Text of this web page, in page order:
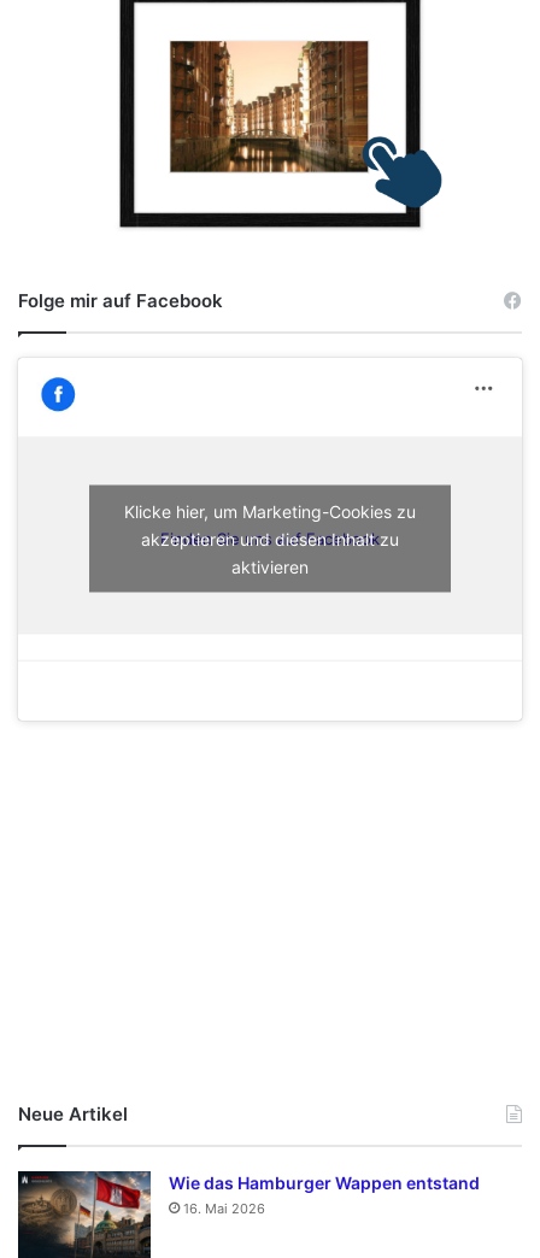
Folge mir auf Facebook
Finden Sie uns auf Facebook
Klicke hier, um Marketing-Cookies zu
akzeptieren und diesen Inhalt zu
aktivieren
Neue Artikel
Wie das Hamburger Wappen entstand
16. Mai 2026